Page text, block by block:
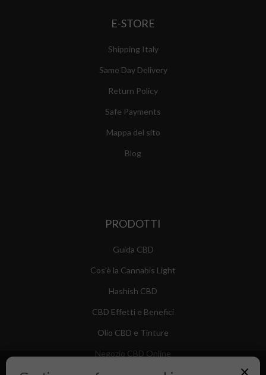
E-STORE
Shipping Italy
Same Day Delivery
Return Policy
Safe Payments
Mappa del sito
Blog
PRODOTTI
Guida CBD
Cos'è la Cannabis Light
Hashish CBD
CBD Effetti e Benefici
Olio CBD e Tinture
Negozio CBD Online